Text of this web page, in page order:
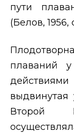
пути
(Белов, 1956,
плаваний
выдвинутая
Второй